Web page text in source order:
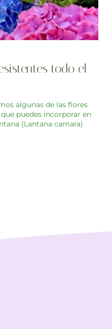
todo el
algunas de las flores
puedes incorporar en
(Lantana camara)